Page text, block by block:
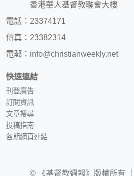
香港華人基督教聯會大樓
電話：23374171
傳真：23382314
電郵： info@christianweekly.net
快速連結
刊登廣告
訂閱資訊
文章搜尋
投稿指南
各期網頁連結
© 《基督教週報》版權所有 ｜